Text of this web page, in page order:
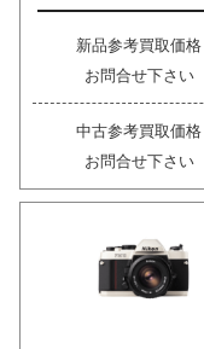
新品参考買取価格
お問合せ下さい
中古参考買取価格
お問合せ下さい